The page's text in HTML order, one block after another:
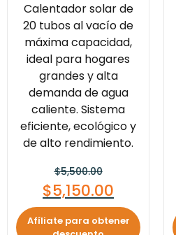
Calentador solar de
20 tubos al vacío de
máxima capacidad,
ideal para hogares
grandes y alta
demanda de agua
caliente. Sistema
eficiente, ecológico y
de alto rendimiento.
$5,500.00
$5,150.00
Afíliate para obtener